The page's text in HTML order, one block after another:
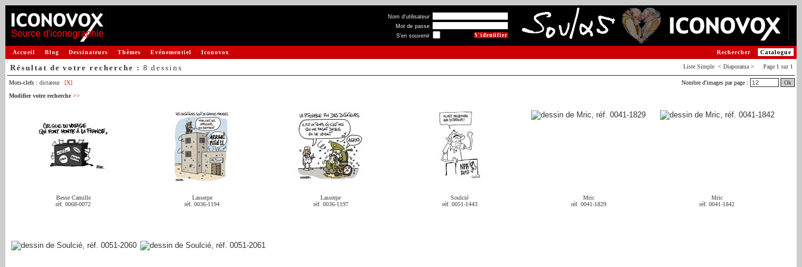
Nom d'utilisateur
Mot de passe
S'en souvenir
Accueil Blog Dessinateurs Thèmes Evénementiel Iconovox Catalogue
Rechercher
Liste Simple < Diaporama > Page 1 sur 1
Résultat de votre recherche : 8 dessins
Nombre d'images par page : Ok
Mots-clefs : dictateur
[X]
Modifier votre recherche >>
Besse Camille
réf. 0068-0072
Lasserpe
réf. 0036-1194
Lasserpe
réf. 0036-1197
Soulcié
réf. 0051-1443
Mric
réf. 0041-1829
Mric
réf. 0041-1842